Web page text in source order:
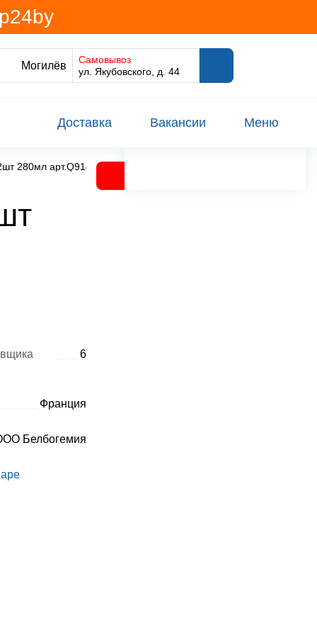
Могилёв
Самовывоз
ул. Якубовского, д. 44
Доставка Вакансии Меню
280мл арт.Q9148 Франция
6
Франция
Белбогемия